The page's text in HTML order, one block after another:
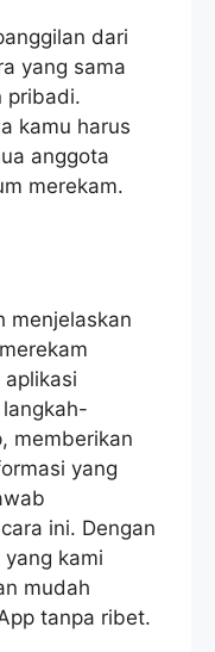
dari
yang sama
pribadi.
kamu harus
anggota
merekam.
menjelaskan
memberikan
yang
ini. Dengan
kami
mudah
tanpa ribet.